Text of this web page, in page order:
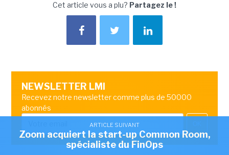
Cet article vous a plu? Partagez le !
NEWSLETTER LMI
Recevez notre newsletter comme plus de 50000
abonnés
ARTICLE SUIVANT
Zoom acquiert la start-up Common Room,
spécialiste du FinOps